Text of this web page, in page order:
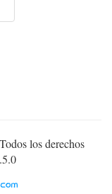
los derechos